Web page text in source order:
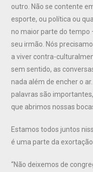
outro. Não se contente
esporte, ou política ou
no maior parte do tempo
seu irmão. Nós
a viver contra-
sem sentido, as
nada além de encher o
palavras são
que abrimos nossas
Estamos todos juntos
é uma parte da
“Não deixemos de